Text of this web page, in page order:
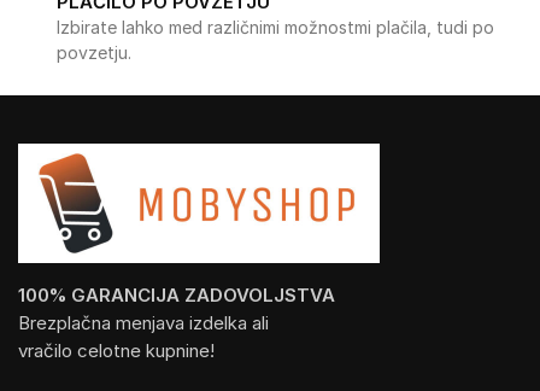
Izbirate lahko med različnimi možnostmi plačila, tudi po
povzetju.
100% GARANCIJA ZADOVOLJSTVA
Brezplačna menjava izdelka ali
vračilo celotne kupnine!